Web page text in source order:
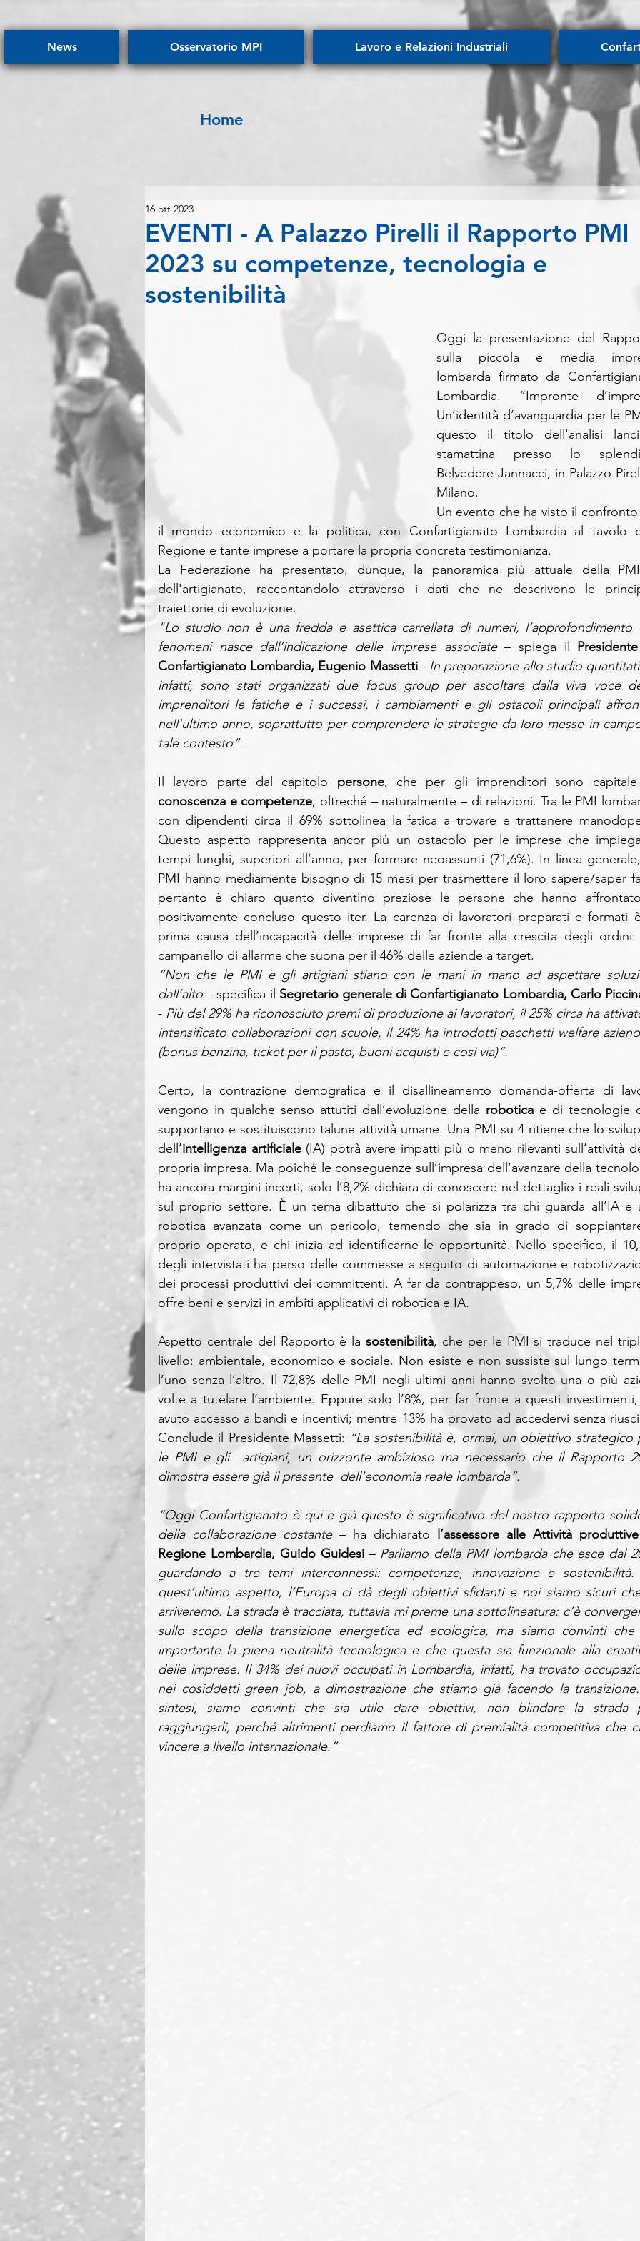
News Osservatorio MPI Lavoro e Relazioni Industriali
Home
EVENTI - A Palazzo Pirelli il Rapporto PMI
2023 su competenze, tecnologia e
sostenibilità
16 ott 2023
Oggi la presentazione del
sulla piccola e media
lombarda firmato da
Lombardia. “Impronte
Un’identità d’avanguardia per le
questo il titolo dell'analisi
stamattina presso lo
Belvedere Jannacci, in Palazzo
Milano.
Un evento che ha visto il confronto
il mondo economico e la politica, con Confartigianato Lombardia al tavolo
Regione e tante imprese a portare la propria concreta testimonianza.
La Federazione ha presentato, dunque, la panoramica più attuale della
dell'artigianato, raccontandolo attraverso i dati che ne descrivono le
traiettorie di evoluzione.
"Lo studio non è una fredda e asettica carrellata di numeri, l’approfondimento
fenomeni nasce dall’indicazione delle imprese associate – spiega il
Confartigianato Lombardia, Eugenio Massetti - In preparazione allo studio
infatti, sono stati organizzati due focus group per ascoltare dalla viva voce
imprenditori le fatiche e i successi, i cambiamenti e gli ostacoli principali
nell'ultimo anno, soprattutto per comprendere le strategie da loro messe in
tale contesto”.
Il lavoro parte dal capitolo persone
conoscenza e competenze, oltreché – naturalmente – di relazioni. Tra le PMI
con dipendenti circa il 69% sottolinea la fatica a trovare e trattenere
Questo aspetto rappresenta ancor più un ostacolo per le imprese che
tempi lunghi, superiori all’anno, per formare neoassunti (71,6%). In linea
PMI hanno mediamente bisogno di 15 mesi per trasmettere il loro sapere/saper
pertanto è chiaro quanto diventino preziose le persone che hanno
positivamente concluso questo iter. La carenza di lavoratori preparati e formati
prima causa dell’incapacità delle imprese di far fronte alla crescita degli ordini:
campanello di allarme che suona per il 46% delle aziende a target.
“Non che le PMI e gli artigiani stiano con le mani in mano ad aspettare
dall’alto – specifica il Segretario generale di Confartigianato Lombardia, Carlo
- Più del 29% ha riconosciuto premi di produzione ai lavoratori, il 25% circa ha
intensificato collaborazioni con scuole, il 24% ha introdotti pacchetti welfare
(bonus benzina, ticket per il pasto, buoni acquisti e così via)”.
Certo, la contrazione demografica e il disallineamento domanda-offerta di
vengono in qualche senso attutiti dall’evoluzione della robotica e di tecnologie
supportano e sostituiscono talune attività umane. Una PMI su 4 ritiene che lo
dell’intelligenza artificiale (IA) potrà avere impatti più o meno rilevanti sull’attività
propria impresa. Ma poiché le conseguenze sull’impresa dell’avanzare della
ha ancora margini incerti, solo l’8,2% dichiara di conoscere nel dettaglio i reali
sul proprio settore. È un tema dibattuto che si polarizza tra chi guarda all’IA e
robotica avanzata come un pericolo, temendo che sia in grado di
proprio operato, e chi inizia ad identificarne le opportunità. Nello specifico, il
degli intervistati ha perso delle commesse a seguito di automazione e
dei processi produttivi dei committenti. A far da contrappeso, un 5,7% delle
offre beni e servizi in ambiti applicativi di robotica e IA.
Aspetto centrale del Rapporto è la sostenibilità, che per le PMI si traduce nel
livello: ambientale, economico e sociale. Non esiste e non sussiste sul lungo
l’uno senza l’altro. Il 72,8% delle PMI negli ultimi anni hanno svolto una o più
volte a tutelare l’ambiente. Eppure solo l’8%, per far fronte a questi
avuto accesso a bandi e incentivi; mentre 13% ha provato ad accedervi senza
Conclude il Presidente Massetti: “La sostenibilità è, ormai, un obiettivo strategico
le PMI e gli  artigiani, un orizzonte ambizioso ma necessario che il Rapporto
dimostra essere già il presente  dell’economia reale lombarda”.
“Oggi Confartigianato è qui e già questo è significativo del nostro rapporto
della collaborazione costante – ha dichiarato
l’assessore alle Attività
Regione Lombardia, Guido Guidesi – Parliamo della PMI lombarda che esce dal
guardando a tre temi interconnessi: competenze, innovazione e sostenibilità.
quest’ultimo aspetto, l’Europa ci dà degli obiettivi sfidanti e noi siamo sicuri
arriveremo. La strada è tracciata, tuttavia mi preme una sottolineatura: c’è
sullo scopo della transizione energetica ed ecologica, ma siamo convinti che
importante la piena neutralità tecnologica e che questa sia funzionale alla
delle imprese. Il 34% dei nuovi occupati in Lombardia, infatti, ha trovato
nei cosiddetti green job, a dimostrazione che stiamo già facendo la
sintesi, siamo convinti che sia utile dare obiettivi, non blindare la strada
raggiungerli, perché altrimenti perdiamo il fattore di premialità competitiva che
vincere a livello internazionale.”